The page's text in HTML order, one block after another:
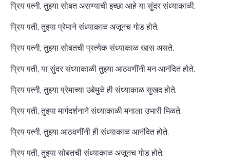
प्रिय पत्नी, तुझ्या सोबत असण्याची इच्छा आहे या सुंदर संध्याकाळी.
प्रिय पती, तुझ्या प्रेमाने संध्याकाळ अजूनच गोड होते.
प्रिय पत्नी, तुझ्या सोबतची प्रत्येक संध्याकाळ खास असते.
प्रिय पती, या सुंदर संध्याकाळी तुझ्या आठवणींनी मन आनंदित होते.
प्रिय पत्नी, तुझ्या प्रेमाच्या उबेमुळे ही संध्याकाळ सुखद होते.
प्रिय पती, तुझ्या मार्गदर्शनाने संध्याकाळी मनाला उभारी मिळते.
प्रिय पत्नी, तुझ्या आठवणींनी ही संध्याकाळ आनंदित होते.
प्रिय पती, तुझ्या सोबतची संध्याकाळ अजूनच गोड होते.